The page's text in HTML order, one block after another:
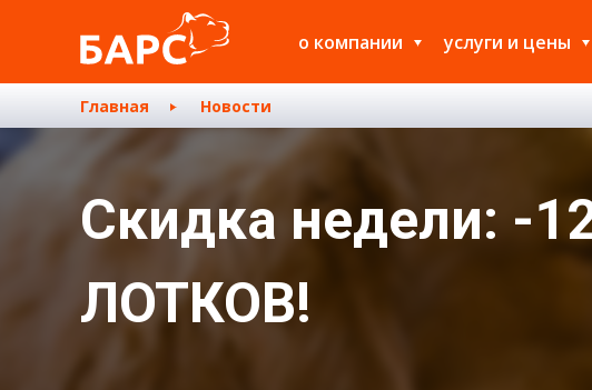
о компании услуги и цены
Главная Новости
Скидка недели: -
ЛОТКОВ!